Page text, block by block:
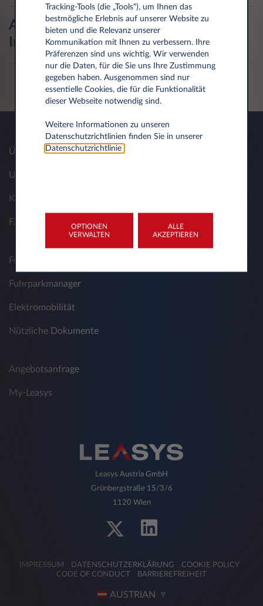
Allgemeine Full-Service-Leasing
Informationen
Über uns
Unsere Lösungen
Kontakt
FAQ
Full-Service-Leasing für Gewerbekunden
Fuhrparkmanager
Elektromobilität
Nützliche Dokumente
Angebotsanfrage
My-Leasys
Leasys Austria GmbH
Grünbergstraße 15/3/6
1120 Wien
IMPRESSUM DATENSCHUTZERKLÄRUNG
COOKIE POLICY
CODE OF CONDUCT
BARRIEREFREIHEIT
AUSTRIAN
Tracking‑Tools (die „Tools“), um Ihnen das
bestmögliche Erlebnis auf unserer Website zu
bieten und die Relevanz unserer
Kommunikation mit Ihnen zu verbessern. Ihre
Präferenzen sind uns wichtig. Wir verwenden
nur die Daten, für die Sie uns Ihre Zustimmung
gegeben haben. Ausgenommen sind nur
essentielle Cookies, die für die Funktionalität
dieser Webseite notwendig sind.
Weitere Informationen zu unseren
Datenschutzrichtlinien finden Sie in unserer
Datenschutzrichtlinie.
OPTIONEN
VERWALTEN
ALLE
AKZEPTIEREN